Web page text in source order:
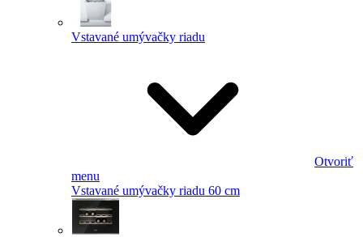
Vstavané umývačky riadu
Otvoriť
menu
Vstavané umývačky riadu 60 cm